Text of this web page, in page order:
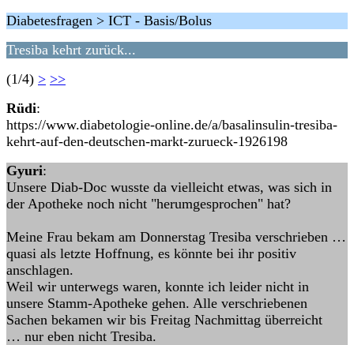
Diabetesfragen > ICT - Basis/Bolus
Tresiba kehrt zurück...
(1/4) > >>
Rüdi:
https://www.diabetologie-online.de/a/basalinsulin-tresiba-
kehrt-auf-den-deutschen-markt-zurueck-1926198
Gyuri:
Unsere Diab-Doc wusste da vielleicht etwas, was sich in
der Apotheke noch nicht "herumgesprochen" hat?
Meine Frau bekam am Donnerstag Tresiba verschrieben …
quasi als letzte Hoffnung, es könnte bei ihr positiv
anschlagen.
Weil wir unterwegs waren, konnte ich leider nicht in
unsere Stamm-Apotheke gehen. Alle verschriebenen
Sachen bekamen wir bis Freitag Nachmittag überreicht
… nur eben nicht Tresiba.